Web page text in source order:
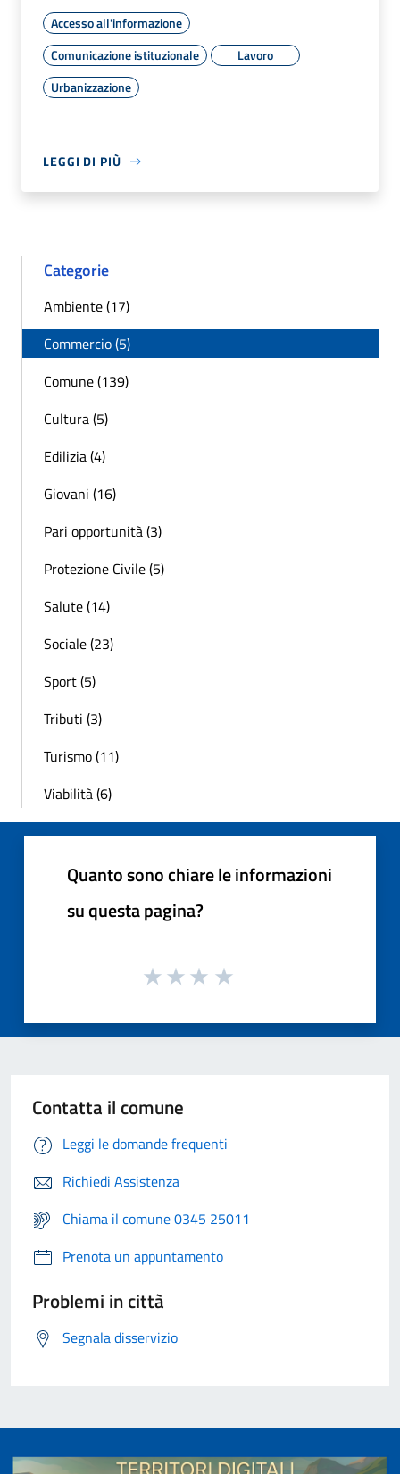
Accesso all'informazione
Comunicazione istituzionale
Lavoro
Urbanizzazione
LEGGI DI PIÙ
Categorie
Ambiente (17)
Commercio (5)
Comune (139)
Cultura (5)
Edilizia (4)
Giovani (16)
Pari opportunità (3)
Protezione Civile (5)
Salute (14)
Sociale (23)
Sport (5)
Tributi (3)
Turismo (11)
Viabilità (6)
Quanto sono chiare le informazioni
su questa pagina?
Contatta il comune
Leggi le domande frequenti
Richiedi Assistenza
Chiama il comune 0345 25011
Prenota un appuntamento
Problemi in città
Segnala disservizio